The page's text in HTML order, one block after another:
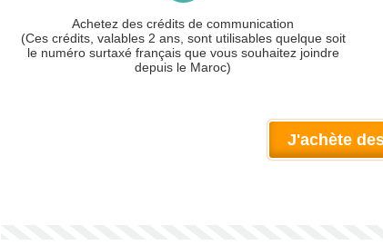
Achetez des crédits de communication
(Ces crédits, valables 2 ans, sont utilisables quelque soit
le numéro surtaxé français que vous souhaitez joindre
depuis le Maroc)
J'achète